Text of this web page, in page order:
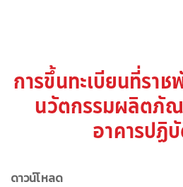
navigation
การขึ้นทะเบียนที่รา
นวัตกรรมผลิตภั
อาคารปฏิ
ดาวน์โหลด